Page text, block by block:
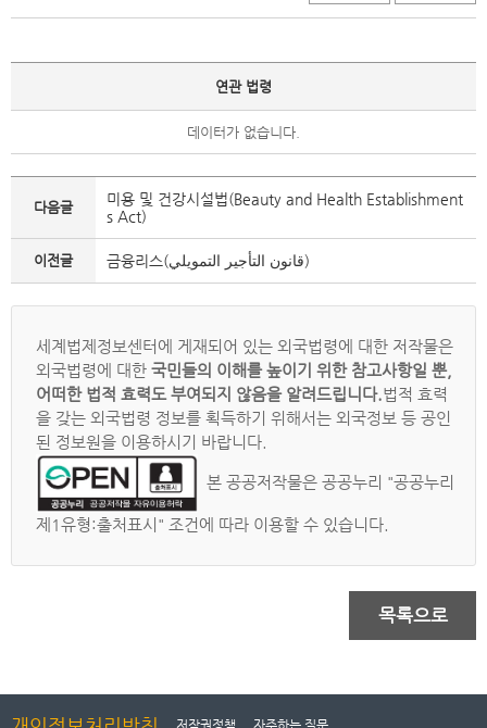
연관 법령
데이터가 없습니다.
다음글
미용 및 건강시설법(Beauty and Health Establishment
s Act)
이전글 금융리스(قانون التأجير التمويلي)
세계법제정보센터에 게재되어 있는 외국법령에 대한 저작물은
외국법령에 대한 국민들의 이해를 높이기 위한 참고사항일 뿐,
어떠한 법적 효력도 부여되지 않음을 알려드립니다.법적 효력
을 갖는 외국법령 정보를 획득하기 위해서는 외국정보 등 공인
된 정보원을 이용하시기 바랍니다.
본 공공저작물은 공공누리 "공공누리
제1유형:출처표시" 조건에 따라 이용할 수 있습니다.
목록으로
저작권정책 자주하는 질문